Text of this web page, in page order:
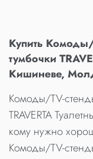
Купить
тумбочки
Кишиневе,
Комоды/TV-
TRAVERTA
кому нужно
Комоды/TV-